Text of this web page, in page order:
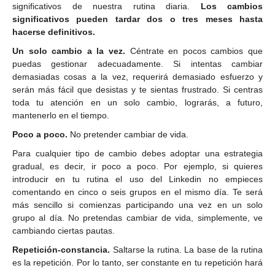
significativos de nuestra rutina diaria. Los cambios
significativos pueden tardar dos o tres meses hasta
hacerse definitivos.
Un solo cambio a la vez. Céntrate en pocos cambios que
puedas gestionar adecuadamente. Si intentas cambiar
demasiadas cosas a la vez, requerirá demasiado esfuerzo y
serán más fácil que desistas y te sientas frustrado. Si centras
toda tu atención en un solo cambio, lograrás, a futuro,
mantenerlo en el tiempo.
Poco a poco. No pretender cambiar de vida.
Para cualquier tipo de cambio debes adoptar una estrategia
gradual, es decir, ir poco a poco. Por ejemplo, si quieres
introducir en tu rutina el uso del Linkedin no empieces
comentando en cinco o seis grupos en el mismo día. Te será
más sencillo si comienzas participando una vez en un solo
grupo al día. No pretendas cambiar de vida, simplemente, ve
cambiando ciertas pautas.
Repetición-constancia. Saltarse la rutina. La base de la rutina
es la repetición. Por lo tanto, ser constante en tu repetición hará